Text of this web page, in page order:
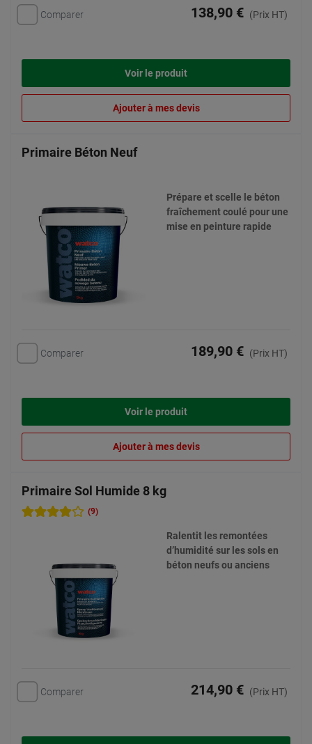
Comparer 138,90 € (Prix HT)
Voir le produit
Ajouter à mes devis
Primaire Béton Neuf
Prépare et scelle le béton
fraîchement coulé pour une
mise en peinture rapide
Comparer 189,90 € (Prix HT)
Voir le produit
Ajouter à mes devis
Primaire Sol Humide 8 kg
(9)
Ralentit les remontées
d’humidité sur les sols en
béton neufs ou anciens
Comparer 214,90 € (Prix HT)